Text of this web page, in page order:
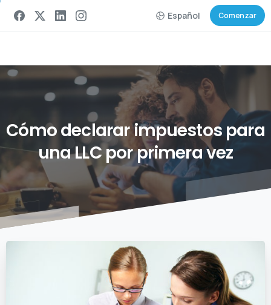
Español Comenzar
Cómodeclararimpuestos para
unaLLC porprimeravez